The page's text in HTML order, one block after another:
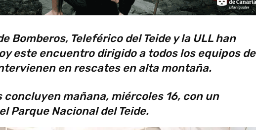
Bomberos, Teleférico del Teide y la ULL han
este encuentro dirigido a todos los equipos de
en rescates en alta montaña.
concluyen mañana, miércoles 16, con un
Parque Nacional del Teide.